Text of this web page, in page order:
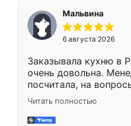
меньше, здесь же он
Мне нравится ,если
мебели буду
Мальвина
6 августа 2026
Заказывала кухню в
очень довольна.
посчитала, на
Замерщик приехал в
делу со всей
за день, ребята
Читать полностью